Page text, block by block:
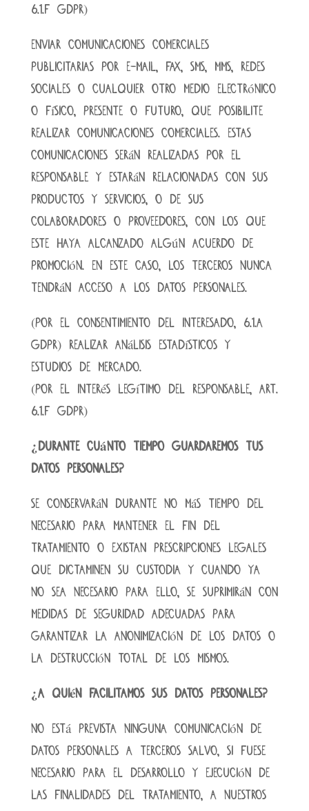
6.1.f GDPR)
Enviar comunicaciones comerciales
publicitarias por e-mail, fax, SMS, MMS, redes
sociales o cualquier otro medio electrónico
o físico, presente o futuro, que posibilite
realizar comunicaciones comerciales. Estas
comunicaciones serán realizadas por el
responsable y estarán relacionadas con sus
productos y servicios, o de sus
colaboradores o proveedores, con los que
este haya alcanzado algún acuerdo de
promoción. En este caso, los terceros nunca
tendrán acceso a los datos personales.
(por el consentimiento del interesado, 6.1.a
GDPR) Realizar análisis estadísticos y
estudios de mercado.
(por el interés legítimo del responsable, art.
6.1.f GDPR)
¿Durante cuánto tiempo guardaremos tus
datos personales?
Se conservarán durante no más tiempo del
necesario para mantener el fin del
tratamiento o existan prescripciones legales
que dictaminen su custodia y cuando ya
no sea necesario para ello, se suprimirán con
medidas de seguridad adecuadas para
garantizar la anonimización de los datos o
la destrucción total de los mismos.
¿A quién facilitamos sus datos personales?
No está prevista ninguna comunicación de
datos personales a terceros salvo, si fuese
necesario para el desarrollo y ejecución de
las finalidades del tratamiento, a nuestros